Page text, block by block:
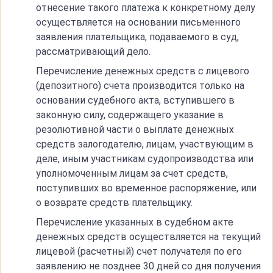
отнесение такого платежа к конкретному делу
осуществляется на основании письменного
заявления плательщика, подаваемого в суд,
рассматривающий дело.
Перечисление денежных средств с лицевого
(депозитного) счета производится только на
основании судебного акта, вступившего в
законную силу, содержащего указание в
резолютивной части о выплате денежных
средств залогодателю, лицам, участвующим в
деле, иным участникам судопроизводства или
уполномоченным лицам за счет средств,
поступивших во временное распоряжение, или
о возврате средств плательщику.
Перечисление указанных в судебном акте
денежных средств осуществляется на текущий
лицевой (расчетный) счет получателя по его
заявлению не позднее 30 дней со дня получения